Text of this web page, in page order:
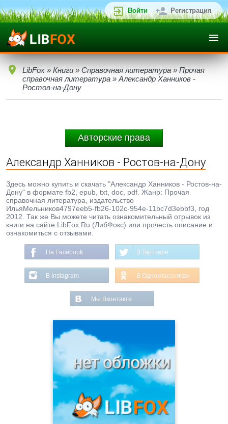
Войти Регистрация
LibFox » Книги » Справочная литература » Прочая
справочная литература » Александр Ханников -
Ростов-на-Дону
Авторские права
Александр Ханников - Ростов-на-Дону
Здесь можно купить и скачать "Александр Ханников - Ростов-на-
Дону" в формате fb2, epub, txt, doc, pdf. Жанр: Прочая
справочная литература, издательство
ИльяМельников4797eeb5-fb26-102c-954e-11bc7d3ebbf3, год
2012. Так же Вы можете читать ознакомительный отрывок из
книги на сайте LibFox.Ru (ЛибФокс) или прочесть описание и
ознакомиться с отзывами.
На Facebook В Твиттере
В Instagram В Одноклассниках
Мы Вконтакте